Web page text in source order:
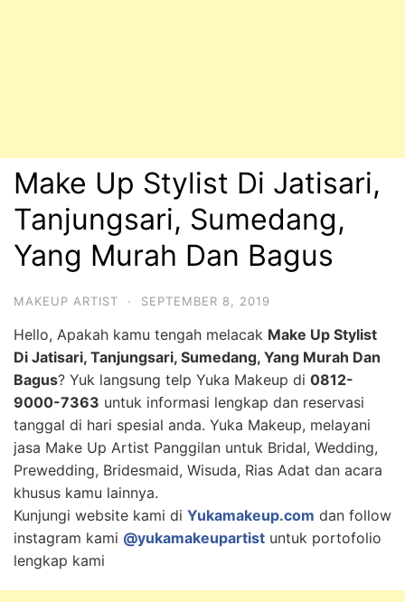
Make Up Stylist Di Jatisari,
Tanjungsari, Sumedang,
Yang Murah Dan Bagus
MAKEUP ARTIST · SEPTEMBER 8, 2019
Hello, Apakah kamu tengah melacak Make Up Stylist
Di Jatisari, Tanjungsari, Sumedang, Yang Murah Dan
Bagus? Yuk langsung telp Yuka Makeup di 0812-
9000-7363 untuk informasi lengkap dan reservasi
tanggal di hari spesial anda. Yuka Makeup, melayani
jasa Make Up Artist Panggilan untuk Bridal, Wedding,
Prewedding, Bridesmaid, Wisuda, Rias Adat dan acara
khusus kamu lainnya.
Kunjungi website kami di Yukamakeup.com dan follow
instagram kami @yukamakeupartist untuk portofolio
lengkap kami